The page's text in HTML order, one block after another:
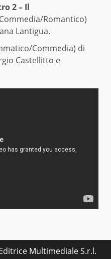
2 – Il
Romantico)
Lantigua.
Commedia) di
Castellitto e
Multimediale S.r.l.